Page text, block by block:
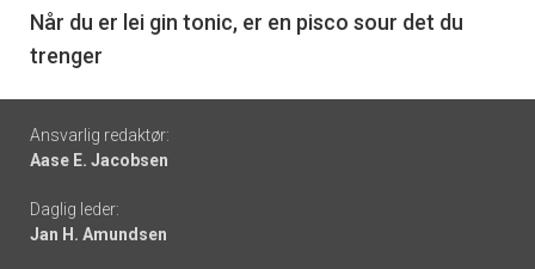
6
Når du er lei gin tonic, er en pisco sour det du
trenger
Footer
-
links
Ansvarlig redaktør:
Aase E. Jacobsen
Daglig leder:
Jan H. Amundsen